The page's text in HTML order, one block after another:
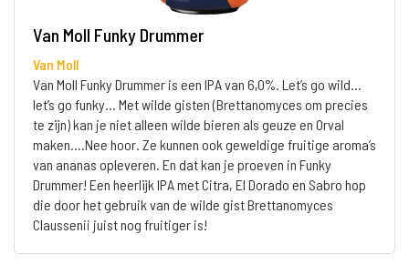
Van Moll Funky Drummer
Van Moll
Van Moll Funky Drummer is een IPA van 6,0%. Let’s go wild…
let’s go funky… Met wilde gisten (Brettanomyces om precies
te zijn) kan je niet alleen wilde bieren als geuze en Orval
maken….Nee hoor. Ze kunnen ook geweldige fruitige aroma’s
van ananas opleveren. En dat kan je proeven in Funky
Drummer! Een heerlijk IPA met Citra, El Dorado en Sabro hop
die door het gebruik van de wilde gist Brettanomyces
Claussenii juist nog fruitiger is!